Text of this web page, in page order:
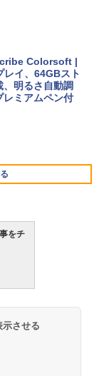
K3 (MS 365 P
Win 11/15.6型/
ホワイト) FM
| オンライ
レータ紹介
Colorsoft |
レイ、64GBスト
、明るさ自動調
レミアムペン付
をチ
させる